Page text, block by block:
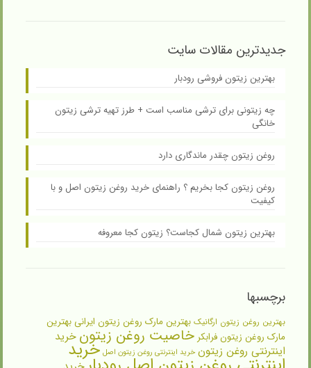
جدیدترین مقالات سایت
بهترین زیتون فروشی رودبار
چه زیتونی برای ترشی مناسب است + طرز تهیه ترشی زیتون
خانگی
روغن زیتون چقدر ماندگاری دارد
روغن زیتون کجا بخریم ؟ راهنمای خرید روغن زیتون اصل و با
کیفیت
بهترین زیتون شمال کجاست؟ زیتون کجا معروفه
برچسبها
بهترین روغن زیتون ارگانیک بهترین مارک روغن زیتون ایرانی بهترین
مارک روغن زیتون فرابکر خاصیت روغن زیتون خرید
اینترنتی روغن زیتون خرید اینترنتی روغن زیتون اصل خرید